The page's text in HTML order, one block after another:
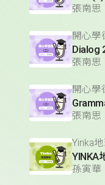
張南思
開心學
張南思
開心學
張南思
Yinka
YINKA
孫寅華